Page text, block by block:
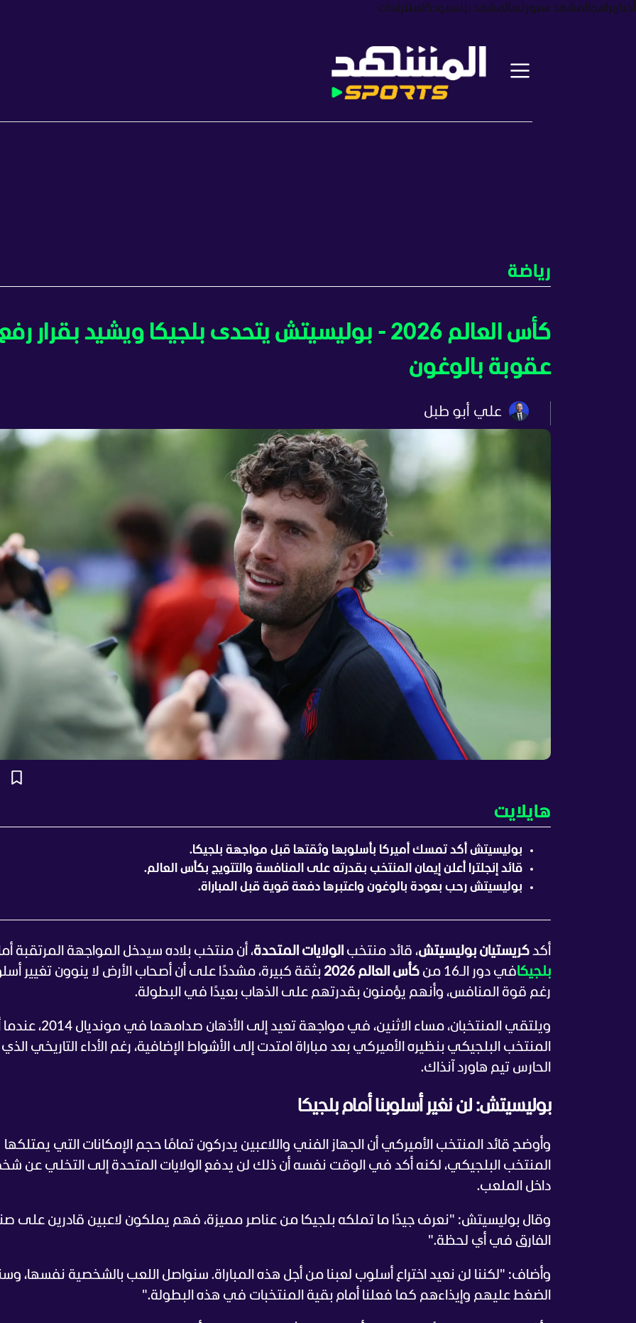
أخبار برامجالمشهد سبورتسالمشهد بزنسبودكاستترندات
رياضة
كأس العالم 2026 - بوليسيتش يتحدى بلجيكا ويشيد بقرار
عقوبة بالوغون
علي أبو طبل
هايلايت
بوليسيتش أكد تمسك أميركا بأسلوبها وثقتها قبل مواجهة بلجيكا.
قائد إنجلترا أعلن إيمان المنتخب بقدرته على المنافسة والتتويج بكأس العالم.
بوليسيتش رحب بعودة بالوغون واعتبرها دفعة قوية قبل المباراة.
أكد كريستيان بوليسيتش، قائد منتخب الولايات المتحدة، أن منتخب بلاده سيدخل المواجهة المرتقبة
بلجيكافي دور الـ16 من كأس العالم 2026
بثقة كبيرة، مشددًا على أن أصحاب الأرض لا ينوون تغيير
رغم قوة المنافس، وأنهم يؤمنون بقدرتهم على الذهاب بعيدًا في البطولة.
ويلتقي المنتخبان، مساء الاثنين، في مواجهة تعيد إلى
المنتخب البلجيكي بنظيره الأميركي بعد مباراة امتدت إلى الأشواط الإضافية، رغم الأداء التاريخي
الحارس تيم هاورد آنذاك.
بوليسيتش: لن نغير أسلوبنا أمام بلجيكا
وأوضح قائد المنتخب الأميركي أن الجهاز الفني واللاعبين يدركون تمامًا حجم الإمكانات التي يمتلكها
المنتخب البلجيكي، لكنه أكد في الوقت نفسه أن ذلك لن يدفع الولايات المتحدة إلى التخلي عن
داخل الملعب.
وقال بوليسيتش: "نعرف جيدًا ما تملكه بلجيكا من عناصر مميزة، فهم يملكون لاعبين قادرين على
الفارق في أي لحظة."
وأضاف: "لكننا لن نعيد اختراع أسلوب لعبنا من أجل هذه المباراة. سنواصل اللعب بالشخصية نفسها،
الضغط عليهم وإيذاءهم كما فعلنا أمام بقية المنتخبات في هذه البطولة."